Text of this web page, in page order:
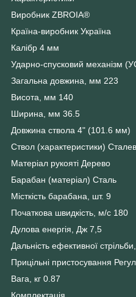
Виробник ZBROIA®
Країна-виробник Україна
Калібр 4 мм
Ударно-спусковий механізм
Загальна довжина, мм 223
Висота, мм 140
Ширина, мм 36.5
Довжина ствола 4" (101.6 мм)
Ствол (характеристики)
Матеріал рукояті Дерево
Барабан (матеріал) Сталь
Місткість барабана, шт. 9
Початкова швидкість, м/с 180
Дулова енергія, Дж 7,5
Дальність ефективної
Прицільні пристосування
Вага, кг 0.87